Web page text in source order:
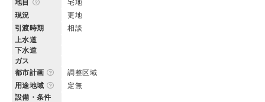
地目
宅地
現況
更地
引渡時期
相談
上水道
下水道
ガス
都市計画
調整区域
用途地域
定無
設備・条件